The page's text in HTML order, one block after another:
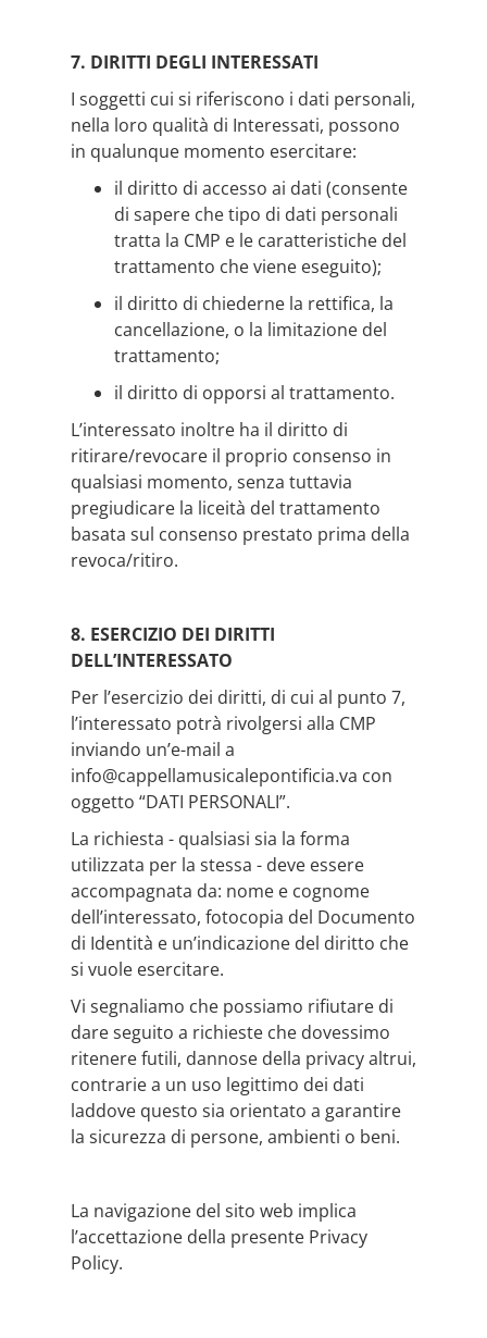
7. DIRITTI DEGLI INTERESSATI
I soggetti cui si riferiscono i dati personali,
nella loro qualità di Interessati, possono
in qualunque momento esercitare:
il diritto di accesso ai dati (consente
di sapere che tipo di dati personali
tratta la CMP e le caratteristiche del
trattamento che viene eseguito);
il diritto di chiederne la rettifica, la
cancellazione, o la limitazione del
trattamento;
il diritto di opporsi al trattamento.
L’interessato inoltre ha il diritto di
ritirare/revocare il proprio consenso in
qualsiasi momento, senza tuttavia
pregiudicare la liceità del trattamento
basata sul consenso prestato prima della
revoca/ritiro.
8. ESERCIZIO DEI DIRITTI
DELL’INTERESSATO
Per l’esercizio dei diritti, di cui al punto 7,
l’interessato potrà rivolgersi alla CMP
inviando un’e-mail a
info@cappellamusicalepontificia.va con
oggetto “DATI PERSONALI”.
La richiesta - qualsiasi sia la forma
utilizzata per la stessa - deve essere
accompagnata da: nome e cognome
dell’interessato, fotocopia del Documento
di Identità e un’indicazione del diritto che
si vuole esercitare.
Vi segnaliamo che possiamo rifiutare di
dare seguito a richieste che dovessimo
ritenere futili, dannose della privacy altrui,
contrarie a un uso legittimo dei dati
laddove questo sia orientato a garantire
la sicurezza di persone, ambienti o beni.
La navigazione del sito web implica
l’accettazione della presente Privacy
Policy.